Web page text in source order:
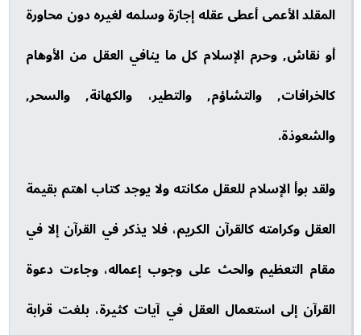
المقلد الأعمى أعطى عقله إجازة وسلمه لغيره دون محاورة
أو نقاش, وحرم الإسلام كل ما ينافي العقل من الأوهام
كالخرافات, والتشاؤم, والتطير، والكهانة, والسحر,
والشعوذة.
ولقد بوأ الإسلام للعقل مكانته ولا يوجد كتاب اهتم بقيمة
العقل وكرامته كالقرآن الكريم، فلا يذكر في القرآن إلا في
مقام التعظيم والحث على وجوب إعماله، وجاءت دعوة
القرآن إلى استعمال العقل في آيات كثيرة، بلغت قرابة